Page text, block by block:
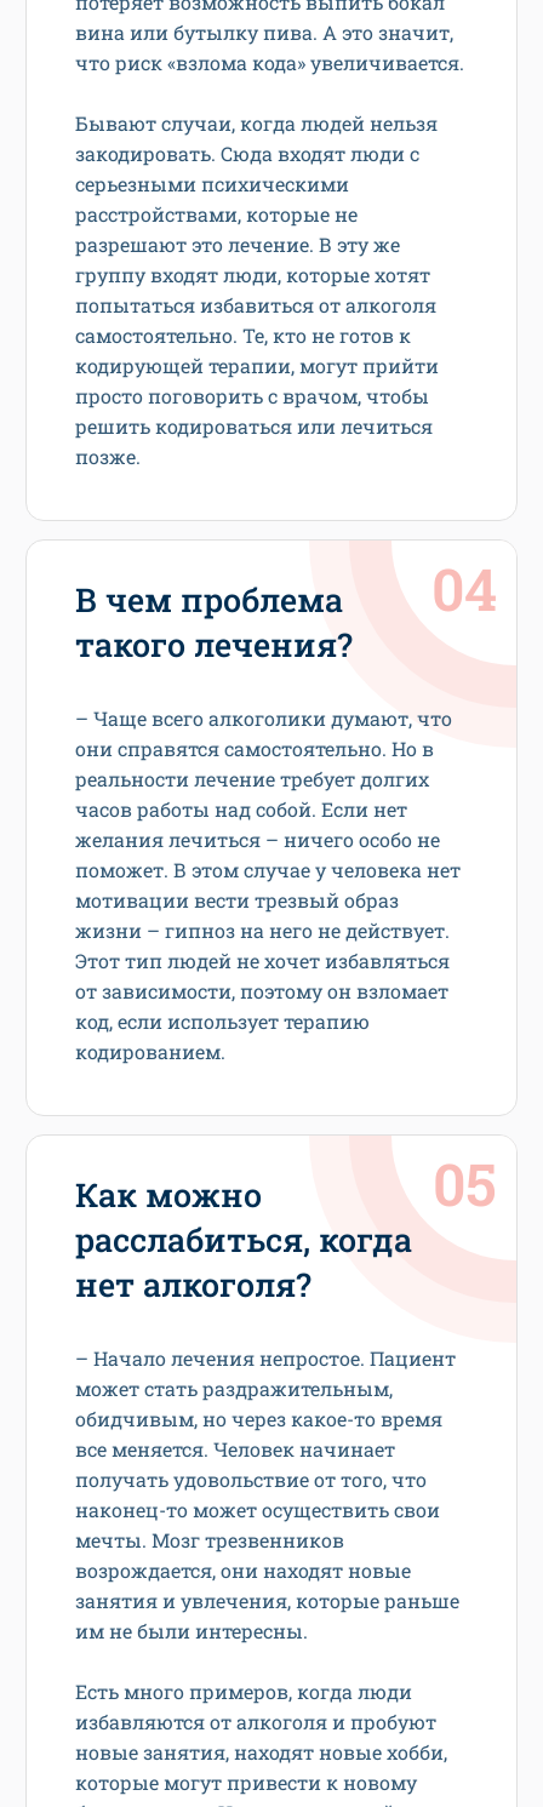
вина или бутылку пива. А это значит,
что риск «взлома кода» увеличивается.
Бывают случаи, когда людей нельзя
закодировать. Сюда входят люди с
серьезными психическими
расстройствами, которые не
разрешают это лечение. В эту же
группу входят люди, которые хотят
попытаться избавиться от алкоголя
самостоятельно. Те, кто не готов к
кодирующей терапии, могут прийти
просто поговорить с врачом, чтобы
решить кодироваться или лечиться
позже.
В чем проблема
такого лечения?
– Чаще всего алкоголики думают, что
они справятся самостоятельно. Но в
реальности лечение требует долгих
часов работы над собой. Если нет
желания лечиться – ничего особо не
поможет. В этом случае у человека нет
мотивации вести трезвый образ
жизни – гипноз на него не действует.
Этот тип людей не хочет избавляться
от зависимости, поэтому он взломает
код, если использует терапию
кодированием.
Как можно
расслабиться, когда
нет алкоголя?
– Начало лечения непростое. Пациент
может стать раздражительным,
обидчивым, но через какое-то время
все меняется. Человек начинает
получать удовольствие от того, что
наконец-то может осуществить свои
мечты. Мозг трезвенников
возрождается, они находят новые
занятия и увлечения, которые раньше
им не были интересны.
Есть много примеров, когда люди
избавляются от алкоголя и пробуют
новые занятия, находят новые хобби,
которые могут привести к новому